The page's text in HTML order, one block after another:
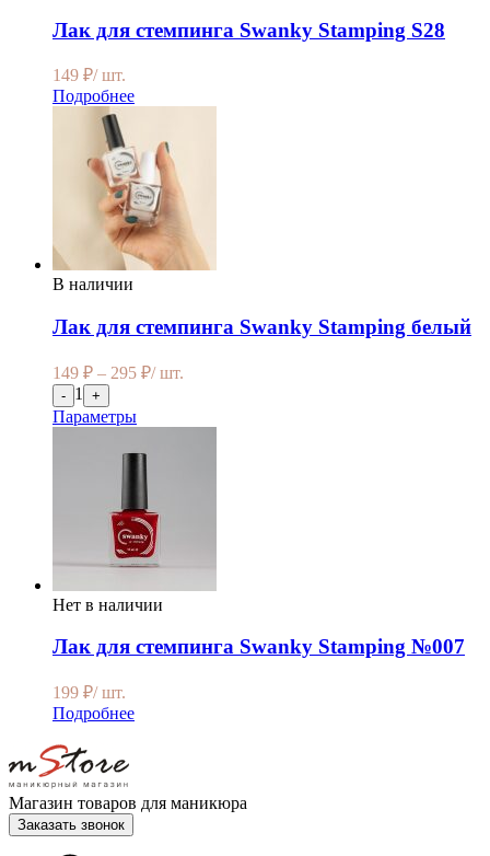
Лак для стемпинга Swanky Stamping S28
149 ₽/ шт.
Подробнее
В наличии
Лак для стемпинга Swanky Stamping белый
149 ₽ – 295 ₽/ шт.
- 1 +
Параметры
Нет в наличии
Лак для стемпинга Swanky Stamping №007
199 ₽/ шт.
Подробнее
Магазин товаров для маникюра
Заказать звонок